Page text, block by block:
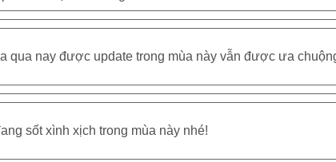
qua nay được update trong mùa này vẫn được ưa
sốt xình xịch trong mùa này nhé!